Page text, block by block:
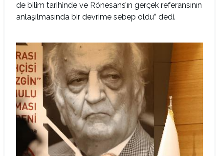
de bilim tarihinde ve Rönesans’ın gerçek referansının
anlaşılmasında bir devrime sebep oldu” dedi.